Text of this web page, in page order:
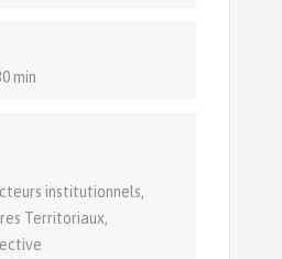
min
institutionnels,
Territoriaux,